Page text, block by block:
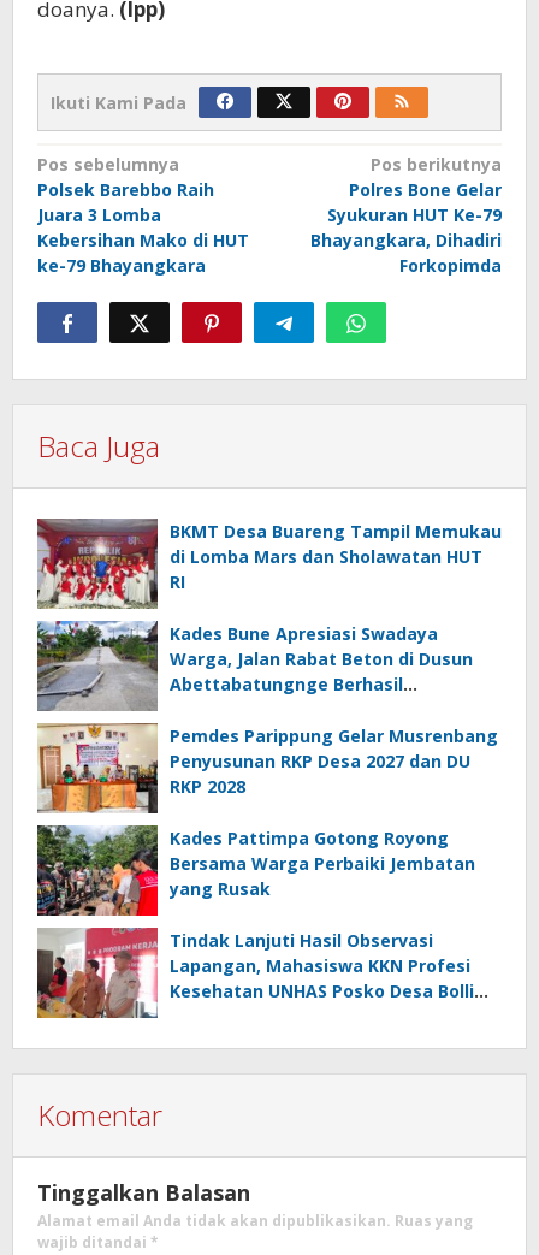
doanya. (Ipp)
Ikuti Kami Pada
Navigasi
pos
Pos sebelumnya
Polsek Barebbo Raih
Juara 3 Lomba
Kebersihan Mako di HUT
ke-79 Bhayangkara
Pos berikutnya
Polres Bone Gelar
Syukuran HUT Ke-79
Bhayangkara, Dihadiri
Forkopimda
Baca Juga
BKMT Desa Buareng Tampil Memukau
di Lomba Mars dan Sholawatan HUT
RI
Kades Bune Apresiasi Swadaya
Warga, Jalan Rabat Beton di Dusun
Abettabatungnge Berhasil
Pemdes Parippung Gelar Musrenbang
Penyusunan RKP Desa 2027 dan DU
RKP 2028
Kades Pattimpa Gotong Royong
Bersama Warga Perbaiki Jembatan
yang Rusak
Tindak Lanjuti Hasil Observasi
Lapangan, Mahasiswa KKN Profesi
Kesehatan UNHAS Posko Desa Bolli
Komentar
Tinggalkan Balasan
Alamat email Anda tidak akan dipublikasikan. Ruas yang
wajib ditandai *